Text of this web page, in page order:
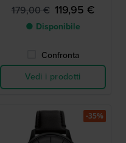
179,00 € 119,95 €
● Disponibile
Confronta
Vedi i prodotti
-35%